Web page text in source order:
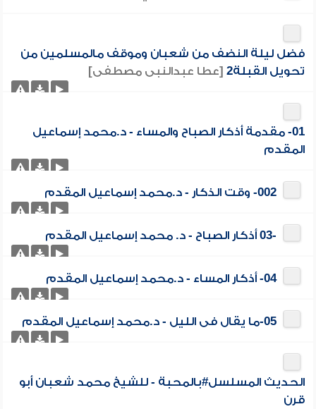
فضل ليلة النضف من شعبان وموقف مالمسلمين من
تحويل القبلة2
[عطا عبدالنبى مصطفى]
01- مقدمة أذكار الصباح والمساء - د.محمد إسماعيل
المقدم
002- وقت الذكار - د.محمد إسماعيل المقدم
-03 أذكار الصباح - د. محمد إسماعيل المقدم
04- أذكار المساء - د.محمد إسماعيل المقدم
05-ما يقال فى الليل - د.محمد إسماعيل المقدم
الحديث المسلسل#بالمحبة - للشيخ محمد شعبان أبو
قرن